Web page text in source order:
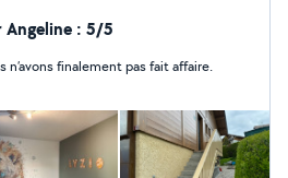
Angeline : 5/5
n’avons finalement pas fait affaire.